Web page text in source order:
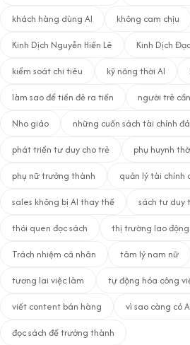
khách hàng dùng AI
không cam chịu
Kinh Dịch Nguyễn Hiến Lê
Kinh Dịch
kiểm soát chi tiêu
kỹ năng thời AI
làm sao để tiền đẻ ra tiền
người trẻ
Nho giáo
những cuốn sách tài chính
phát triển tư duy cho trẻ
phụ huynh
phụ nữ trưởng thành
quản lý tài chính
sales không bị AI thay thế
sách tư duy
thói quen đọc sách
thị trường lao
Trách nhiệm cá nhân
tâm lý nam nữ
tương lai việc làm
tự động hóa công
viết content bán hàng
vì sao càng có
đọc sách để trưởng thành